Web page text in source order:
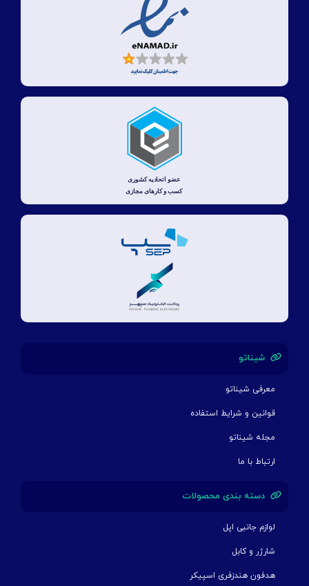
شیناتو
معرفی شیناتو
قوانین و شرایط استفاده
مجله شیناتو
ارتباط با ما
دسته بندی محصولات
لوازم جانبی اپل
شارژر و کابل
هدفون هندزفری اسپیکر